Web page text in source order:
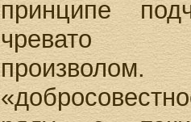
принципе
чревато